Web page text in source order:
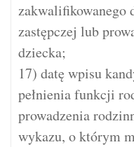
zakwalifikowanego
zastępczej lub
dziecka;
17) datę wpisu
pełnienia funkcji
prowadzenia
wykazu, o którym